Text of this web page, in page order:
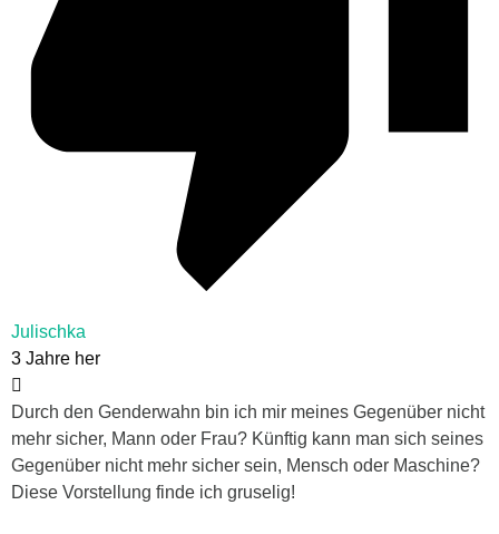
Julischka
3 Jahre her
Durch den Genderwahn bin ich mir meines Gegenüber nicht
mehr sicher, Mann oder Frau? Künftig kann man sich seines
Gegenüber nicht mehr sicher sein, Mensch oder Maschine?
Diese Vorstellung finde ich gruselig!